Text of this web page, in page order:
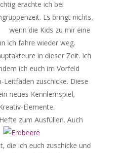
erachte ich bei
Es bringt nichts,
wenn die Kids zu mir eine
ich fahre wieder weg.
in dieser Zeit. Ich
ich euch im Vorfeld
Leitfäden zuschicke. Diese
neues Kennlernspiel,
Elemente.
zum Ausfüllen. Auch
die ich euch zuschicke und